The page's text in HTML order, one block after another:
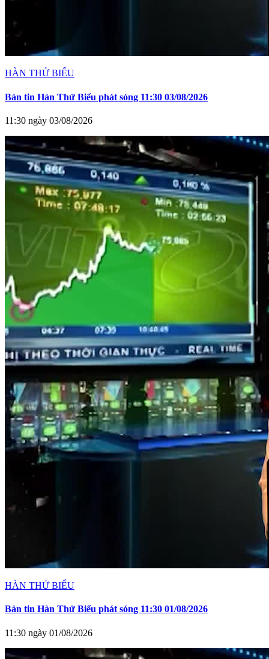
HÀN THỬ BIỂU
Bản tin Hàn Thử Biểu phát sóng 11:30 03/08/2026
11:30 ngày 03/08/2026
HÀN THỬ BIỂU
Bản tin Hàn Thử Biểu phát sóng 11:30 01/08/2026
11:30 ngày 01/08/2026